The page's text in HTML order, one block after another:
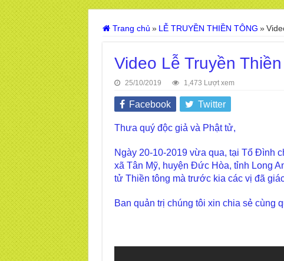
Trang chủ » LỄ TRUYỀN THIỀN TÔNG »
Video Lễ Truyền
25/10/2019 1,473 Lượt xem
Facebook Twitter
Thưa quý độc giả và Phật tử,
Ngày 20-10-2019 vừa qua, tại Tổ Đình
xã Tân Mỹ, huyện Đức Hòa, tỉnh Long
tử Thiền tông mà trước kia các vị đã
Ban quản trị chúng tôi xin chia sẻ cùng